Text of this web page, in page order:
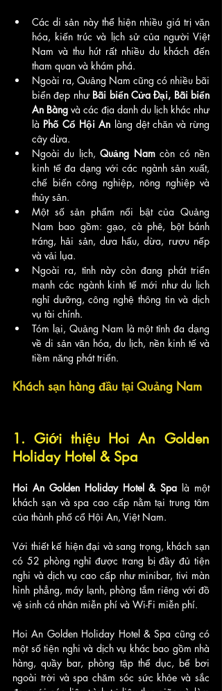
Các di sản này thể hiện nhiều giá trị văn
hóa, kiến trúc và lịch sử của người Việt
Nam và thu hút rất nhiều du khách đến
tham quan và khám phá.
Ngoài ra, Quảng Nam cũng có nhiều bãi
biển đẹp như Bãi biển Cửa Đại, Bãi biển
An Bàng và các địa danh du lịch khác như
là Phố Cổ Hội An làng dệt chăn và rừng
cây dừa.
Ngoài du lịch, Quảng Nam còn có nền
kinh tế đa dạng với các ngành sản xuất,
chế biến công nghiệp, nông nghiệp và
thủy sản.
Một số sản phẩm nổi bật của Quảng
Nam bao gồm: gạo, cà phê, bột bánh
tráng, hải sản, dưa hấu, dừa, rượu nếp
và vải lụa.
Ngoài ra, tỉnh này còn đang phát triển
mạnh các ngành kinh tế mới như du lịch
nghỉ dưỡng, công nghệ thông tin và dịch
vụ tài chính.
Tóm lại, Quảng Nam là một tỉnh đa dạng
về di sản văn hóa, du lịch, nền kinh tế và
tiềm năng phát triển.
Khách sạn hàng đầu tại Quảng Nam
1. Giới thiệu Hoi An Golden
Holiday Hotel & Spa
Hoi An Golden Holiday Hotel & Spa là một
khách sạn và spa cao cấp nằm tại trung tâm
của thành phố cổ Hội An, Việt Nam.
Với thiết kế hiện đại và sang trọng, khách sạn
có 52 phòng nghỉ được trang bị đầy đủ tiện
nghi và dịch vụ cao cấp như minibar, tivi màn
hình phẳng, máy lạnh, phòng tắm riêng với đồ
vệ sinh cá nhân miễn phí và Wi-Fi miễn phí.
Hoi An Golden Holiday Hotel & Spa cũng có
một số tiện nghi và dịch vụ khác bao gồm nhà
hàng, quầy bar, phòng tập thể dục, bể bơi
ngoài trời và spa chăm sóc sức khỏe và sắc